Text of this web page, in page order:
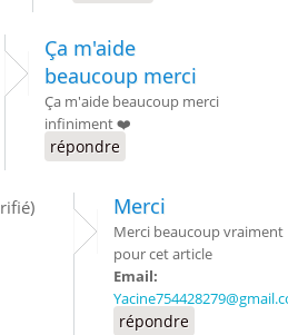
Ça m'aide
beaucoup merci
Ça m'aide beaucoup merci
infiniment ❤️
répondre
Merci
Merci beaucoup vraiment
pour cet article
Email:
répondre